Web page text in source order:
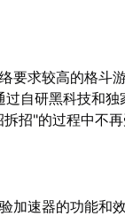
要求较高的格斗
过自研黑科技和
招"的过程中不再
加速器的功能和效